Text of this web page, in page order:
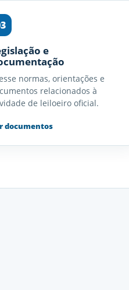
e
normas, orientações e
relacionados à
de leiloeiro oficial.
documentos